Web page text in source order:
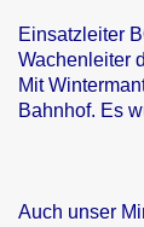
Einsatzleiter
Wachenleiter
Mit
Bahnhof. Es
Auch unser